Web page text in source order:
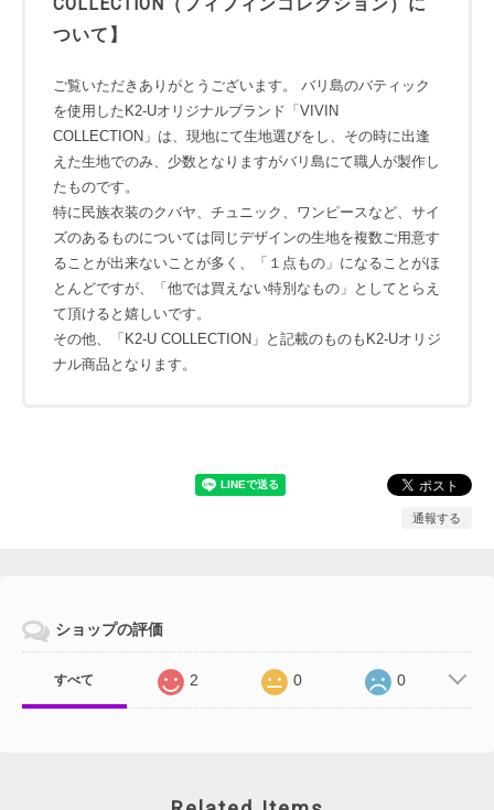
COLLECTION（フィフィンコレクション）に
ついて】
ご覧いただきありがとうございます。 バリ島のバティック
を使用したK2-Uオリジナルブランド「VIVIN
COLLECTION」は、現地にて生地選びをし、その時に出逢
えた生地でのみ、少数となりますがバリ島にて職人が製作し
たものです。
特に民族衣装のクバヤ、チュニック、ワンピースなど、サイ
ズのあるものについては同じデザインの生地を複数ご用意す
ることが出来ないことが多く、「１点もの」になることがほ
とんどですが、「他では買えない特別なもの」としてとらえ
て頂けると嬉しいです。
その他、「K2-U COLLECTION」と記載のものもK2-Uオリジ
ナル商品となります。
通報する
ショップの評価
すべて 2 0 0